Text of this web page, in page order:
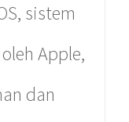
sistem
Apple,
dan